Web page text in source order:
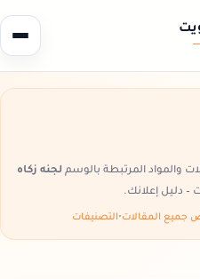
والمواد المرتبطة بالوسم لجنه زكاه
دليل إعلانك.
جميع المقالات•التصنيفات